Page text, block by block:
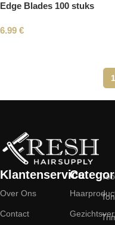
Edge Blades 100 stuks
6.99 €
1
Klantenservice
Over Ons
Contact